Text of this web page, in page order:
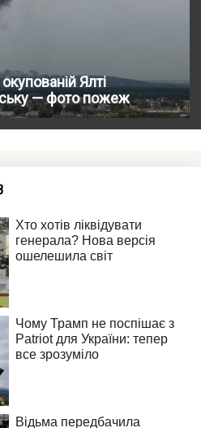
Ялті
— фото пожеж